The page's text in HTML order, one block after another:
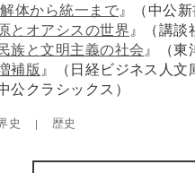
体から統一まで』（中公新
オアシスの世界 』（講談
族と文明主義の社会 』（東
補版 』（日経ビジネス人文
公クラシックス）
史 歴史